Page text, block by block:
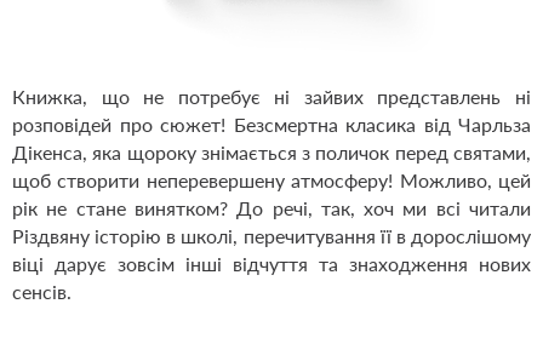
Книжка, що не потребує ні зайвих представлень ні
розповідей про сюжет! Безсмертна класика від Чарльза
Дікенса, яка щороку знімається з поличок перед святами,
щоб створити неперевершену атмосферу! Можливо, цей
рік не стане винятком? До речі, так, хоч ми всі читали
Різдвяну історію в школі, перечитування її в дорослішому
віці дарує зовсім інші відчуття та знаходження нових
сенсів.